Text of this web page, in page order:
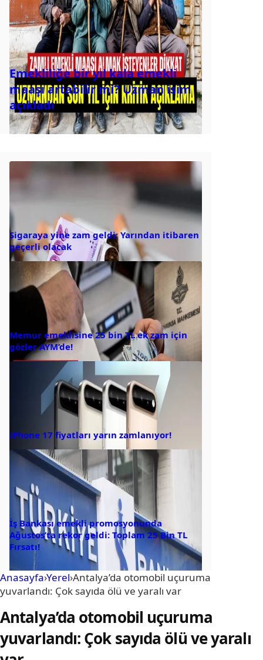
Emekliliğe bir yıl kala emekli
maaşı artabilir mi? Uzman isim
açıkladı
Sigaraya yine zam geldi: Yarından itibaren
geçerli olacak
Memur emeklisine 25 bin TL ek zam için
gözler AYM’de!
iPhone 17 fiyatları yarın zamlanıyor!
İş Bankası emekli promosyonunda
Ağustos’ta rekor geldi: Toplam 25 Bin TL
Fırsatı!
Anasayfa›Yerel›Antalya’da otomobil uçuruma
yuvarlandı: Çok sayıda ölü ve yaralı var
Antalya’da otomobil uçuruma
yuvarlandı: Çok sayıda ölü ve yaralı